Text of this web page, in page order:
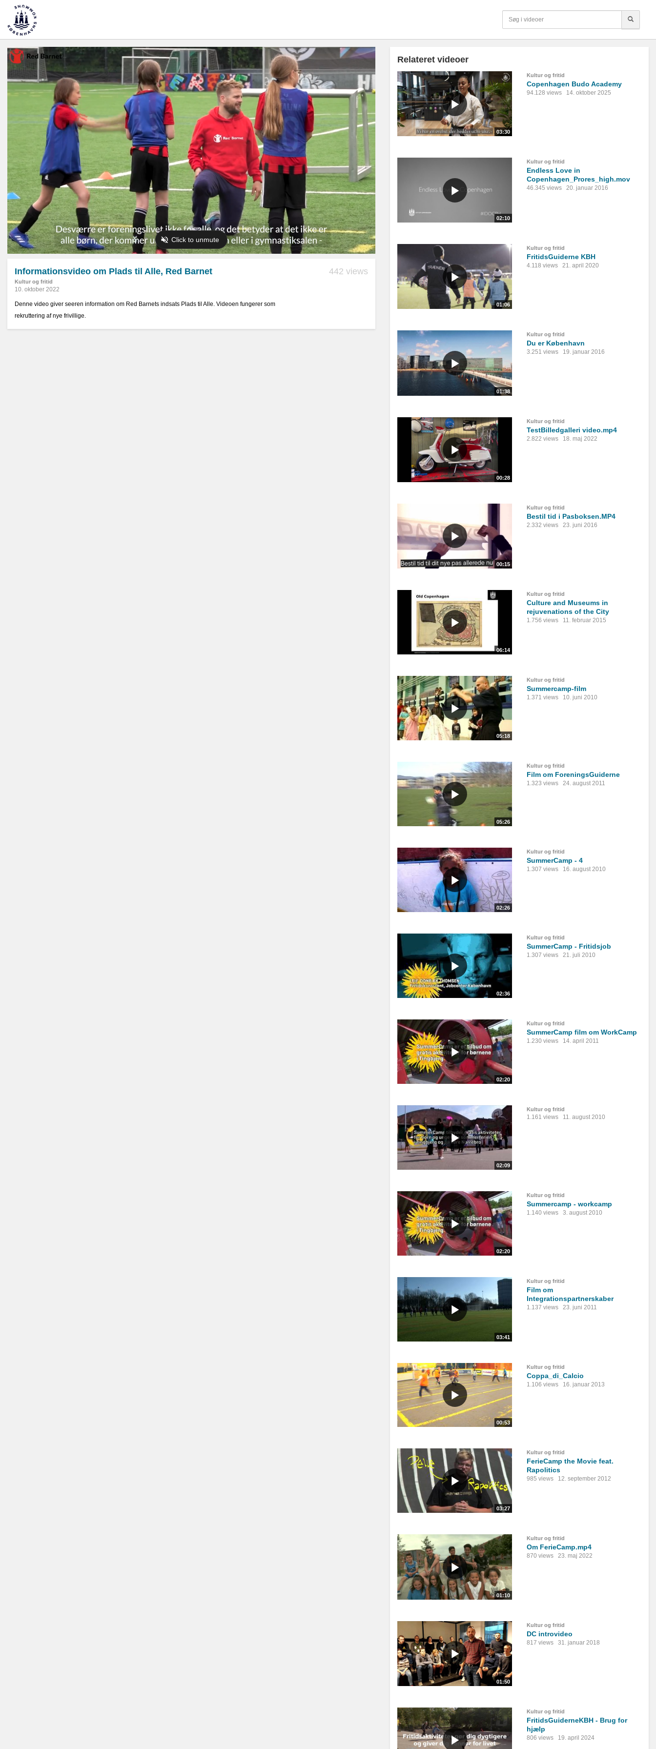
Informationsvideo om Plads til Alle, Red Barnet
Kultur og fritid
442 views
10. oktober 2022
Denne video giver seeren information om Red Barnets indsats Plads til Alle. Videoen fungerer som
rekruttering af nye frivillige.
Relateret videoer
03:30
Kultur og fritid
Copenhagen Budo Academy
94.128 views 14. oktober 2025
02:10
Kultur og fritid
Endless Love in
Copenhagen_Prores_high.mov
46.345 views 20. januar 2016
01:06
Kultur og fritid
FritidsGuiderne KBH
4.118 views 21. april 2020
01:38
Kultur og fritid
Du er København
3.251 views 19. januar 2016
00:28
Kultur og fritid
TestBilledgalleri video.mp4
2.822 views 18. maj 2022
00:15
Kultur og fritid
Bestil tid i Pasboksen.MP4
2.332 views 23. juni 2016
06:14
Kultur og fritid
Culture and Museums in
rejuvenations of the City
1.756 views 11. februar 2015
05:18
Kultur og fritid
Summercamp-film
1.371 views 10. juni 2010
05:26
Kultur og fritid
Film om ForeningsGuiderne
1.323 views 24. august 2011
02:26
Kultur og fritid
SummerCamp - 4
1.307 views 16. august 2010
02:36
Kultur og fritid
SummerCamp - Fritidsjob
1.307 views 21. juli 2010
02:20
Kultur og fritid
SummerCamp film om WorkCamp
1.230 views 14. april 2011
02:09
Kultur og fritid
1.161 views 11. august 2010
02:20
Kultur og fritid
Summercamp - workcamp
1.140 views 3. august 2010
03:41
Kultur og fritid
Film om
Integrationspartnerskaber
1.137 views 23. juni 2011
00:53
Kultur og fritid
Coppa_di_Calcio
1.106 views 16. januar 2013
03:27
Kultur og fritid
FerieCamp the Movie feat.
Rapolitics
985 views 12. september 2012
01:10
Kultur og fritid
Om FerieCamp.mp4
870 views 23. maj 2022
01:50
Kultur og fritid
DC introvideo
817 views 31. januar 2018
Kultur og fritid
FritidsGuiderneKBH - Brug for
hjælp
806 views 19. april 2024